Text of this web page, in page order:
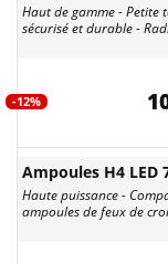
Haut de gamme - Petite
sécurisé et durable -
-12%
Ampoules H4 LED
Haute puissance -
ampoules de feux de